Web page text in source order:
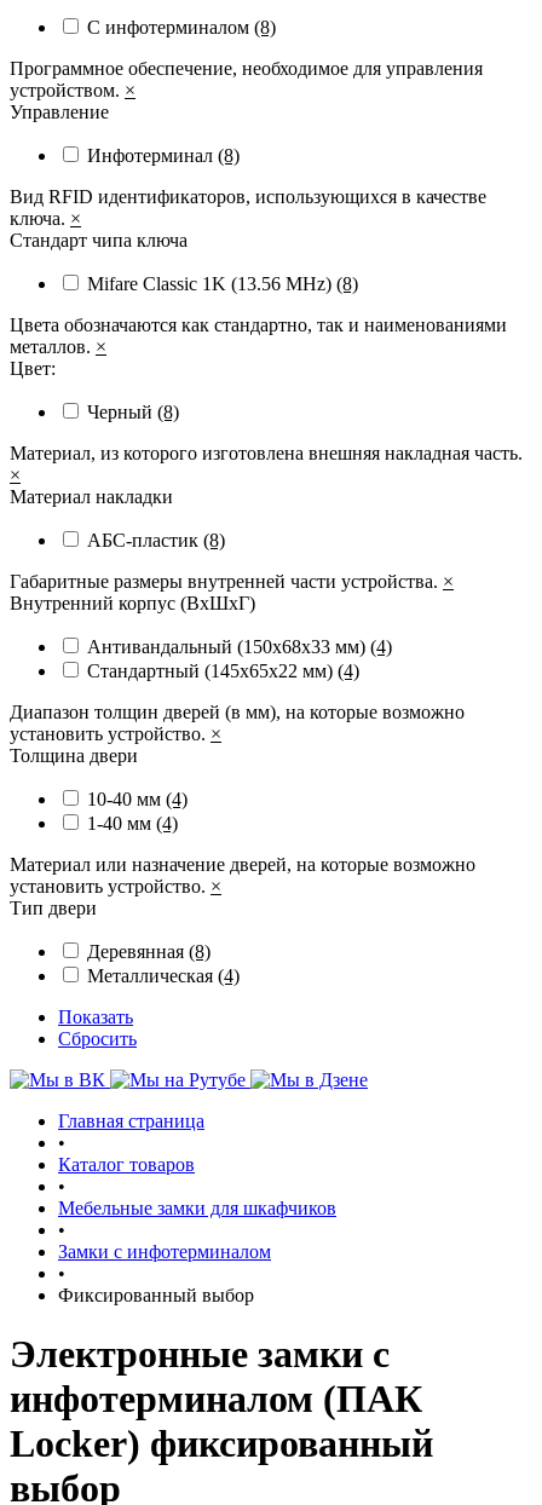
С инфотерминалом (8)
Программное обеспечение, необходимое для управления
устройством. ×
Управление
Инфотерминал (8)
Вид RFID идентификаторов, использующихся в качестве
ключа. ×
Стандарт чипа ключа
Mifare Classic 1K (13.56 MHz) (8)
Цвета обозначаются как стандартно, так и наименованиями
металлов. ×
Цвет:
Черный (8)
Материал, из которого изготовлена внешняя накладная часть.
×
Материал накладки
АБС-пластик (8)
Габаритные размеры внутренней части устройства. ×
Внутренний корпус (ВхШхГ)
Антивандальный (150х68х33 мм) (4)
Стандартный (145х65х22 мм) (4)
Диапазон толщин дверей (в мм), на которые возможно
установить устройство. ×
Толщина двери
10-40 мм (4)
1-40 мм (4)
Материал или назначение дверей, на которые возможно
установить устройство. ×
Тип двери
Деревянная (8)
Металлическая (4)
Показать
Сбросить
Главная страница
•
Каталог товаров
•
Мебельные замки для шкафчиков
•
Замки с инфотерминалом
•
Фиксированный выбор
Электронные замки с
инфотерминалом (ПАК
Locker) фиксированный
выбор